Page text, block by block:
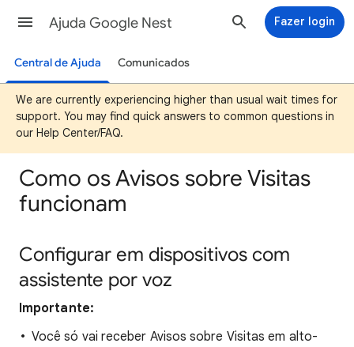
Ajuda Google Nest Fazer login
Central de Ajuda Comunicados
We are currently experiencing higher than usual wait times for
support. You may find quick answers to common questions in
our Help Center/FAQ.
Como os Avisos sobre Visitas
funcionam
Configurar em dispositivos com
assistente por voz
Importante:
Você só vai receber Avisos sobre Visitas em alto-